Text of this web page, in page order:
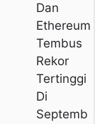
Dan
Ethereum
Tembus
Rekor
Tertinggi
Di
Septemb